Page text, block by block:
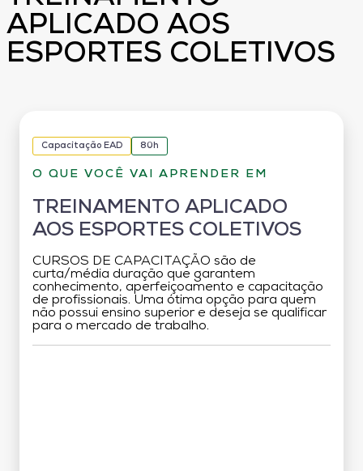
APLICADO AOS
ESPORTES COLETIVOS
Capacitação EAD 80h
O QUE VOCÊ VAI APRENDER EM
TREINAMENTO APLICADO
AOS ESPORTES COLETIVOS
CURSOS DE CAPACITAÇÃO são de
curta/média duração que garantem
conhecimento, aperfeiçoamento e capacitação
de profissionais. Uma ótima opção para quem
não possui ensino superior e deseja se qualificar
para o mercado de trabalho.